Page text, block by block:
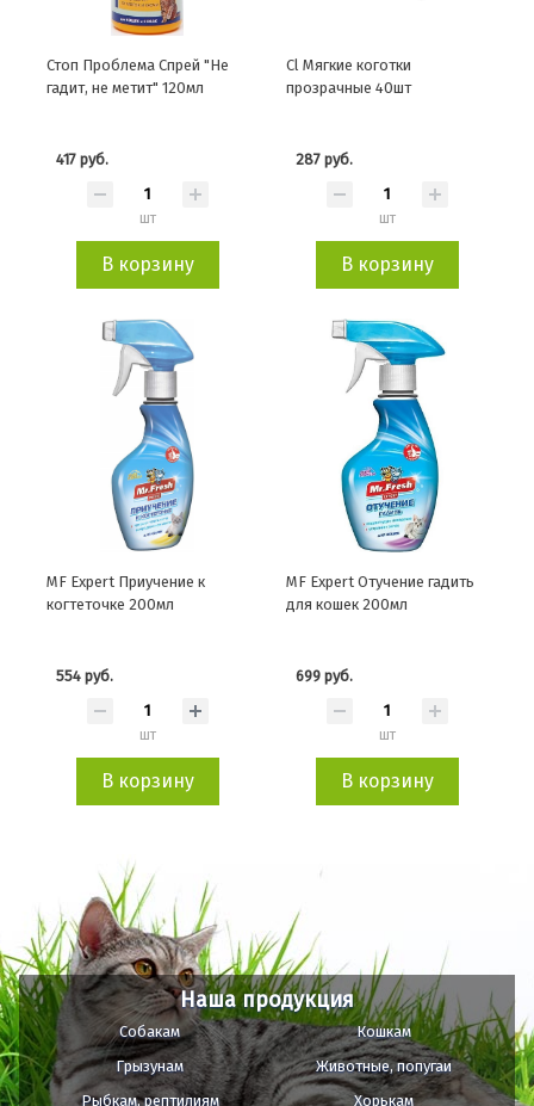
Стоп Проблема Спрей "Не
гадит, не метит" 120мл
417 руб.
шт
В корзину
Cl Мягкие коготки
прозрачные 40шт
287 руб.
шт
В корзину
MF Expert Приучение к
когтеточке 200мл
554 руб.
шт
В корзину
MF Expert Отучение гадить
для кошек 200мл
699 руб.
шт
В корзину
Наша продукция
Собакам
Кошкам
Грызунам
Животные, попугаи
Рыбкам, рептилиям
Хорькам